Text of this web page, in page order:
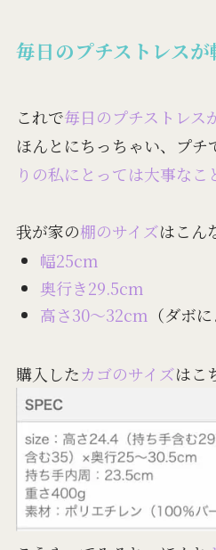
毎日のプチストレス
これで毎日のプチストレス
ほんとにちっちゃい、プチ
りの私にとっては大事なこ
我が家の棚のサイズはこん
幅25cm
奥行き29.5cm
高さ30〜32cm （ダボ
購入したカゴのサイズはこ